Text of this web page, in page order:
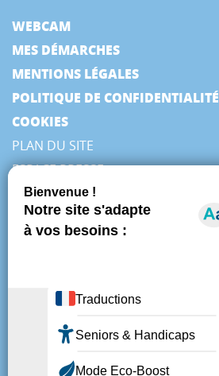
WEBCAM
MES DÉMARCHES
MENTIONS LÉGALES
POLITIQUE DE CONFIDENTIALITÉ
COOKIES
PLAN DU SITE
ESPACE PRESSE